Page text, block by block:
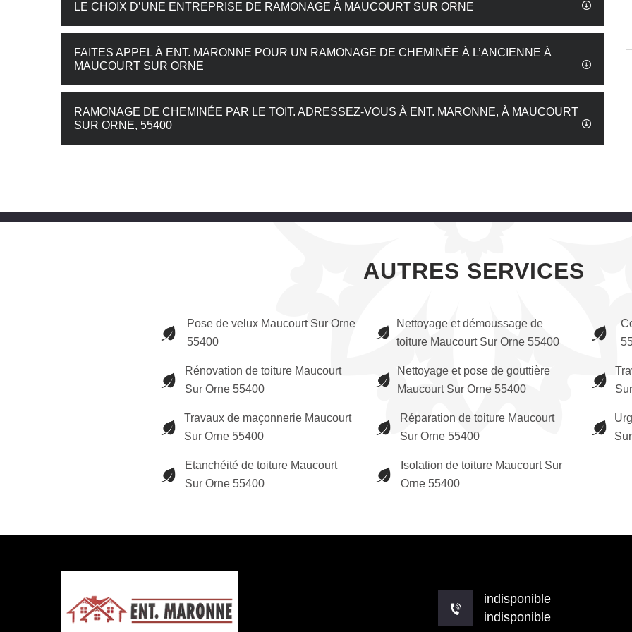
LE CHOIX D’UNE ENTREPRISE DE RAMONAGE À MAUCOURT SUR ORNE
FAITES APPEL À ENT. MARONNE POUR UN RAMONAGE DE CHEMINÉE À L’ANCIENNE À
MAUCOURT SUR ORNE
RAMONAGE DE CHEMINÉE PAR LE TOIT. ADRESSEZ-VOUS À ENT. MARONNE, À MAUCOURT
SUR ORNE, 55400
AUTRES SERVICES
Pose de velux Maucourt Sur Orne
55400
Rénovation de toiture Maucourt
Sur Orne 55400
Travaux de maçonnerie Maucourt
Sur Orne 55400
Etanchéité de toiture Maucourt
Sur Orne 55400
Nettoyage et démoussage de
toiture Maucourt Sur Orne 55400
Nettoyage et pose de gouttière
Maucourt Sur Orne 55400
Réparation de toiture Maucourt
Sur Orne 55400
Isolation de toiture Maucourt Sur
Orne 55400
indisponible
indisponible